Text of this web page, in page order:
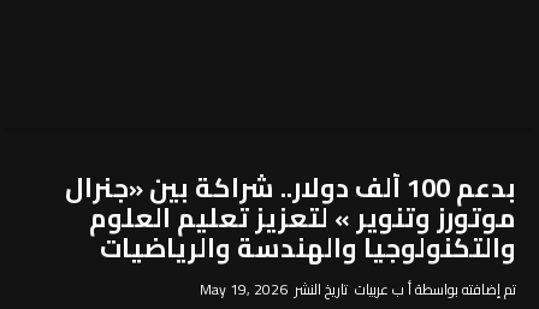
بدعم 100 ألف دولار.. شراكة بين «جنرال
موتورز وتنوير » لتعزيز تعليم العلوم
والتكنولوجيا والهندسة والرياضيات
تم إضافته بواسطة أ ب عربيات تاريخ النشر May 19, 2026